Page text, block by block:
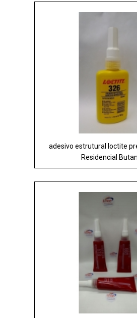
adesivo estrutural loctite
Residencial